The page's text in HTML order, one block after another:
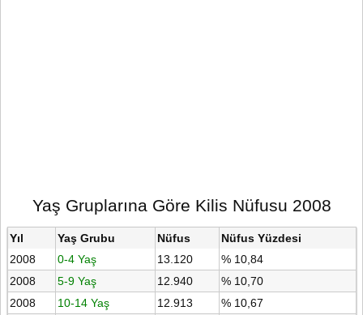
Yaş Gruplarına Göre Kilis Nüfusu 2008
Yıl Yaş Grubu Nüfus
Nüfus Yüzdesi
2008
0-4 Yaş 13.120
% 10,84
2008
5-9 Yaş 12.940
% 10,70
2008
10-14 Yaş 12.913
% 10,67